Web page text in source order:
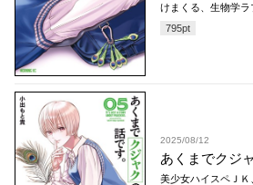
けまくる、生物学ラ
795pt
2025/08/12
あくまでクジ
美少女ハイスペＪ